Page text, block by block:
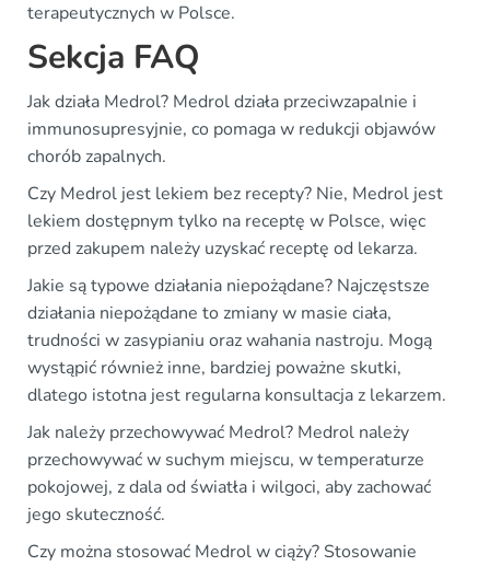
terapeutycznych w Polsce.
Sekcja FAQ
Jak działa Medrol? Medrol działa przeciwzapalnie i
immunosupresyjnie, co pomaga w redukcji objawów
chorób zapalnych.
Czy Medrol jest lekiem bez recepty? Nie, Medrol jest
lekiem dostępnym tylko na receptę w Polsce, więc
przed zakupem należy uzyskać receptę od lekarza.
Jakie są typowe działania niepożądane? Najczęstsze
działania niepożądane to zmiany w masie ciała,
trudności w zasypianiu oraz wahania nastroju. Mogą
wystąpić również inne, bardziej poważne skutki,
dlatego istotna jest regularna konsultacja z lekarzem.
Jak należy przechowywać Medrol? Medrol należy
przechowywać w suchym miejscu, w temperaturze
pokojowej, z dala od światła i wilgoci, aby zachować
jego skuteczność.
Czy można stosować Medrol w ciąży? Stosowanie